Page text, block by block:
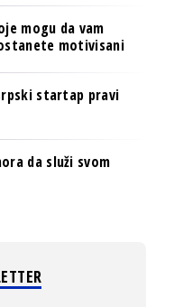
mogu da vam
motivisani
startap pravi
da služi svom